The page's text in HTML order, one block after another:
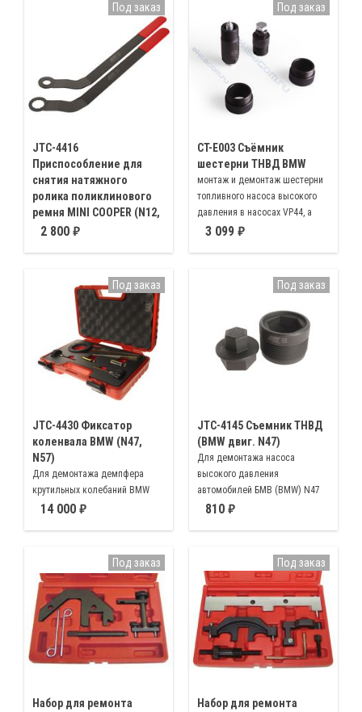
приспособлением для
фиксации распредвалов для
JTC-4416
Приспособление для
снятия натяжного
ролика поликлинового
ремня MINI COOPER (N12,
N14, N16, N18)
натяжного ролика навесных
агрегатов BMW MINI COOPER
2 800
Под заказ
CT-E003 Съёмник
шестерни ТНВД BMW
монтаж и демонтаж шестерни
топливного насоса высокого
давления в насосах VP44, а
также ТВНД HP Common Rail.
3 099
Под заказ
JTC-4430 Фиксатор
коленвала BMW (N47,
N57)
Для демонтажа демпфера
крутильных колебаний BMW
N47 / N57
14 000
Под заказ
JTC-4145 Съемник ТНВД
(BMW двиг. N47)
Для демонтажа насоса
высокого давления
автомобилей БМВ (BMW) N47
810
Под заказ
Набор для ремонта
Под заказ
Набор для ремонта
Под заказ